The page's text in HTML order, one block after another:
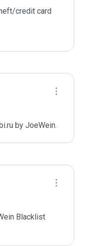
credit card
by JoeWein.
Blacklist